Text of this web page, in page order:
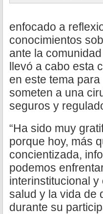
enfocado a
conocimientos
ante la
llevó a cabo esta
en este tema
someten a una
seguros y
“Ha sido muy
porque hoy, más
concientizada,
podemos
interinstitucional
salud y la vida de
durante su